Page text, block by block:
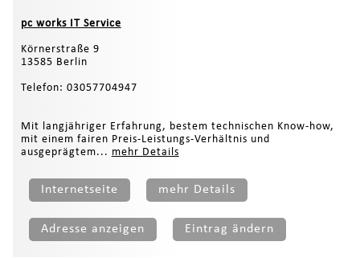
pc works IT Service
Körnerstraße 9
13585 Berlin
Telefon: 03057704947
Mit langjähriger Erfahrung, bestem technischen Know-how,
mit einem fairen Preis-Leistungs-Verhältnis und
ausgeprägtem... mehr Details
Internetseite mehr Details
Adresse anzeigen Eintrag ändern